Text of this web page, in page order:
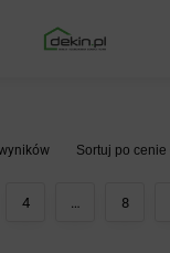
4 … 8